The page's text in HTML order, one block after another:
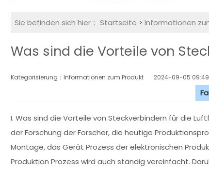
Sie befinden sich hier： Startseite > Informationen
Was sind die Vorteile von
Kategorisierung：Informationen zum Produkt 2024-09-05
I. Was sind die Vorteile von Steckverbindern für die
der Forschung der Forscher, die heutige
Montage, das Gerät Prozess der elektronischen
Produktion Prozess wird auch ständig vereinfacht.